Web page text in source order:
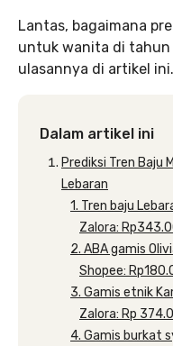
Lantas, bagaimana
untuk wanita di tahun
ulasannya di artikel
Dalam artikel ini
Prediksi Tren Baju
Lebaran
1. Tren baju
Zalora:
2. ABA gamis
Shopee:
3. Gamis etnik
Zalora: Rp
4. Gamis burkat